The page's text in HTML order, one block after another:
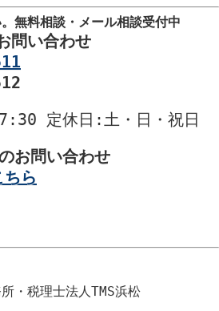
無料相談・メール相談受付中
問い合わせ
定休日 :土・日・祝日
お問い合わせ
ちら
・ 税理士法人TMS浜松